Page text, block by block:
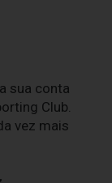
sua conta
Club.
vez mais